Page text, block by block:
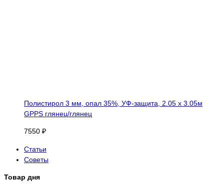
Полистирол 3 мм, опал 35%, УФ-защита, 2.05 х 3.05м
GPPS глянец/глянец
7550 ₽
Статьи
Советы
Товар дня